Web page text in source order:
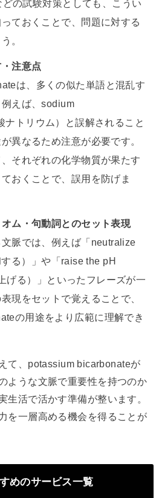
の試験対策としても、こうい
ておくことで、問題に対する
。
注意点
は、多くの似た単語と混乱す
えば、sodium
ナトリウム）と誤解されること
異なるため注意が必要です。
それぞれの化学物質が果たす
おくことで、誤用を防げま
ム・句動詞とのセット表現
脈では、例えば「neutralize
る）」や「raise the pH
げる）」といったフレーズが一
現をセットで覚えることで、
の用途をより広範に理解でき
て、potassium bicarbonateが
ような文脈で重要性を持つのか
生活で活かす準備が整います。
を一層高める機会を得ることが
めのサービス一覧